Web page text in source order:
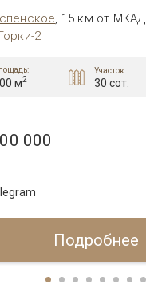
, 15 км от МКАД
2
м2
Участок:
30 сот.
000
Подробнее